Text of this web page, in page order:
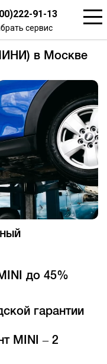
91-13
сервис
в Москве
до 45%
гарантии
MINI – 2